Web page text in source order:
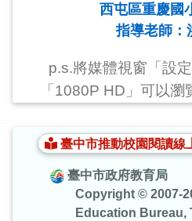
西屯區重慶國
指導老師：
p.s.將媒體視窗「設
「1080P HD」可以瀏
臺中市推動校園閱讀線
臺中市政府教育局
Copyright © 2007-
Education Bureau,